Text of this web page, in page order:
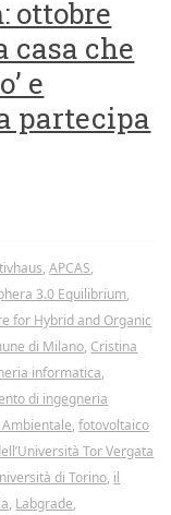
ottobre
casa che
e
partecipa
,APCAS,
3.0 Equilibrium,
for Hybrid and Organic
di Milano, Cristina
informatica,
di ingegneria
Ambientale,fotovoltaico
Tor Vergata
di Torino, il
, Labgrade,